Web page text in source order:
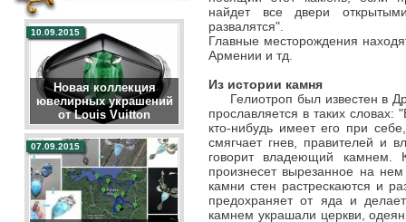
Новая коллекция
ювелирных украшений
от Louis Vuitton
10.09.2015
07.09.2015
найдет все двери
развалятся".
Главные месторождения
Армении и тд.
Из истории камня
Гелиотроп был известен в
прославляется в таких словах:
кто-нибудь имеет его при
смягчает гнев, правителей и
говорит владеющий камнем.
произнесет вырезанное на
камни стен растрескаются и
предохраняет от яда и
камнем украшали церкви,